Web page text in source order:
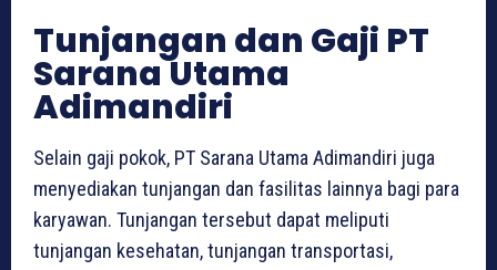
Tunjangan dan Gaji PT
Sarana Utama
Adimandiri
Selain gaji pokok, PT Sarana Utama Adimandiri juga
menyediakan tunjangan dan fasilitas lainnya bagi para
karyawan. Tunjangan tersebut dapat meliputi
tunjangan kesehatan, tunjangan transportasi,